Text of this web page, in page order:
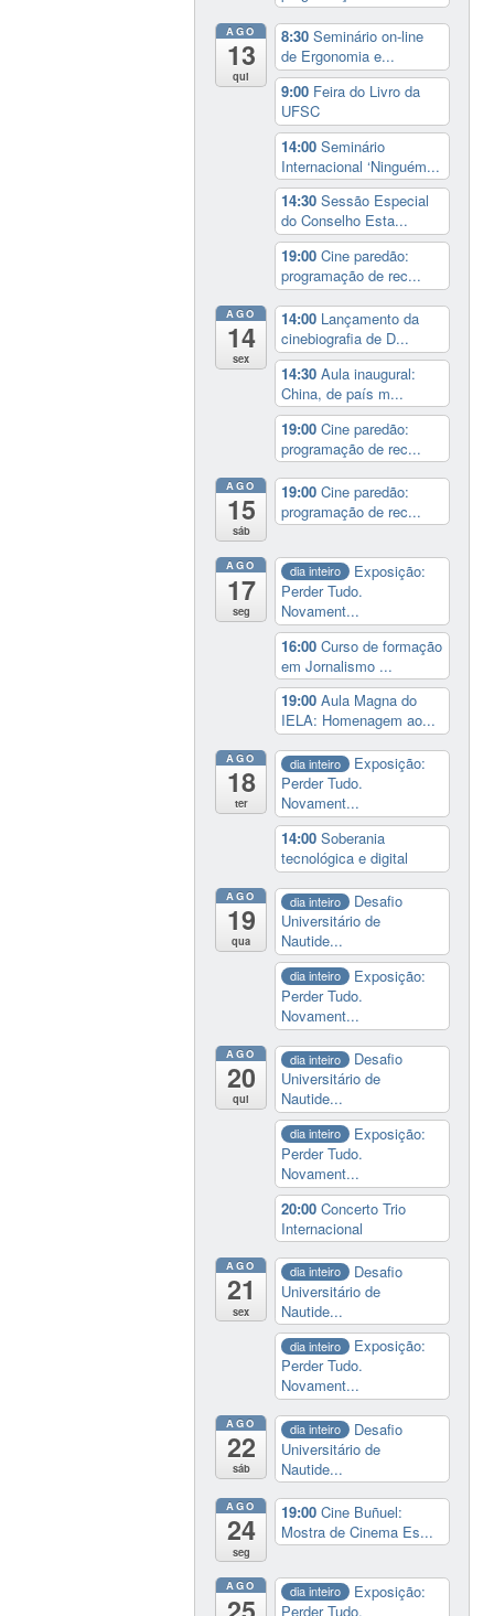
AGO
13
qui
8:30Seminário on-line
de Ergonomia e...
9:00 Feira do Livro da
UFSC
14:00Seminário
Internacional ‘Ninguém...
14:30Sessão Especial
do Conselho Esta...
19:00Cine paredão:
programação de rec...
AGO
14
sex
14:00 Lançamento da
cinebiografia de D...
14:30Aula inaugural:
China, de país m...
19:00Cine paredão:
programação de rec...
AGO
15
sáb
19:00Cine paredão:
programação de rec...
AGO
17
seg
dia inteiro
Exposição:
Perder Tudo.
Novament...
16:00Curso de formação
em Jornalismo ...
19:00Aula Magna do
IELA: Homenagem ao...
AGO
18
ter
dia inteiro
Exposição:
Perder Tudo.
Novament...
14:00Soberania
tecnológica e digital
AGO
19
qua
dia inteiro
Desafio
Universitário de
Nautide...
dia inteiro
Exposição:
Perder Tudo.
Novament...
AGO
20
qui
dia inteiro
Desafio
Universitário de
Nautide...
dia inteiro
Exposição:
Perder Tudo.
Novament...
20:00Concerto Trio
Internacional
AGO
21
sex
dia inteiro
Desafio
Universitário de
Nautide...
dia inteiro
Exposição:
Perder Tudo.
Novament...
AGO
22
sáb
dia inteiro
Desafio
Universitário de
Nautide...
AGO
24
seg
19:00Cine Buñuel:
Mostra de Cinema Es...
AGO dia inteiro
Exposição:
Perder Tudo.